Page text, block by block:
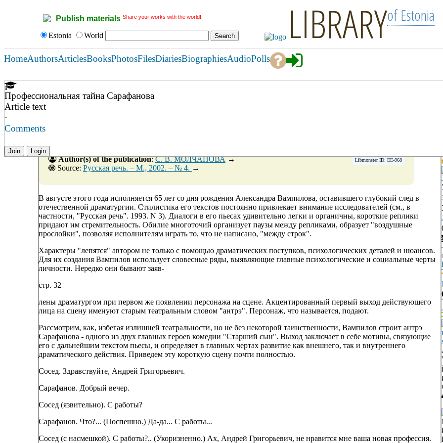
Publish materials Share your works with the world!
Estonia World LIBRARYof Estonia
HomeAuthorsArticlesBooksPhotosFilesDiariesBiographiesAudioPolls
Профессиональная тайна Сарафанова
Article text
·
Comments
Join Login
Libmonster ID: EE-968
Author(s) of the publication:С. В. МОЛЧАНОВА→
Source: Русская речь. – М., 2002. – № 4. →
В августе этого года исполняется 65 лет со дня рождения Александра Вампилова, оставившего глубокий след в
отечественной драматургии. Стилистика его текстов постоянно привлекает внимание исследователей (см., в
частности, "Русская речь". 1993. N 3). Диалоги в его пьесах удивительно легки и органичны, короткие реплики
придают им стремительность. Обилие многоточий организует паузы между репликами, образует "воздушные
прослойки", позволяя исполнителям играть то, что не написано, "между строк".
Характеры "лепятся" автором не только с помощью драматических поступков, психологических деталей и нюансов.
Для их создания Вампилов использует словесные ряды, выявляющие главные психологические и социальные черты
личности. Нередко они бывают заяв-
стр. 32
лены драматургом при первом же появлении персонажа на сцене. Акцентированный первый выход действующего
лица на сцену именуют старым театральным словом "антрэ". Персонаж, что называется, подают.
Рассмотрим, как, избегая излишней театральности, но не без некоторой таинственности, Вампилов строит антрэ
Сарафанова - одного из двух главных героев комедии "Старший сын". Выход заключает в себе мотивы, связующие
его с дальнейшим текстом пьесы, и определяет в главных чертах развитие как внешнего, так и внутреннего
драматического действия. Приведем эту короткую сцену почти полностью.
Сосед. Здравствуйте, Андрей Григорьевич.
Сарафанов. Добрый вечер.
Сосед (язвительно). С работы?
Сарафанов. Что?... (Поспешно.) Да-да... С работы...
Сосед (с насмешкой). С работы?.. (Укоризненно.) Ах, Андрей Григорьевич, не нравится мне ваша новая профессия.